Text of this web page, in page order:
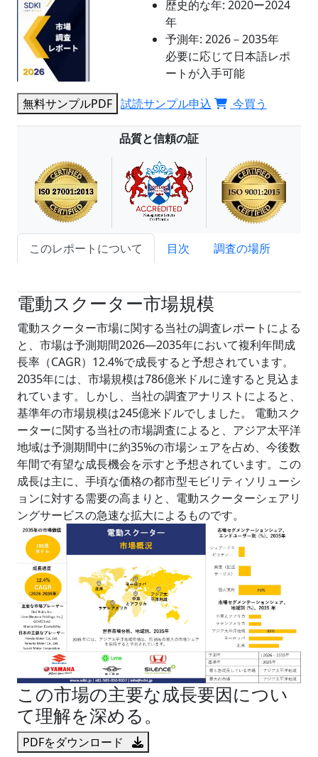
歴史的な年: 2020ー2024
年
予測年: 2026－2035年
必要に応じて日本語レポ
ートが入手可能
無料サンプルPDF 試読サンプル申込 今買う
品質と信頼の証
このレポートについて 目次
調査の場所
電動スクーター市場規模
電動スクーター市場に関する当社の調査レポートによる
と、市場は予測期間2026―2035年において複利年間成
長率（CAGR）12.4%で成長すると予想されています。
2035年には、市場規模は786億米ドルに達すると見込ま
れています。しかし、当社の調査アナリストによると、
基準年の市場規模は245億米ドルでしました。 電動スク
ーターに関する当社の市場調査によると、アジア太平洋
地域は予測期間中に約35%の市場シェアを占め、今後数
年間で有望な成長機会を示すと予想されています。この
成長は主に、手頃な価格の都市型モビリティソリューシ
ョンに対する需要の高まりと、電動スクーターシェアリ
ングサービスの急速な拡大によるものです。
この市場の主要な成長要因につい
て理解を深める。
PDFをダウンロード